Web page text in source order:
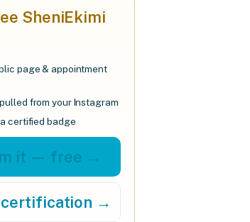
SheniEkimi
page & appointment
from your Instagram
certified badge
it — free →
→